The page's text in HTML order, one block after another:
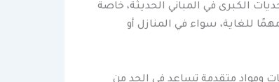
الكبرى في المباني الحديثة، خاصة
للغاية، سواء في المنازل أو
ومواد متقدمة تساعد في الحد من